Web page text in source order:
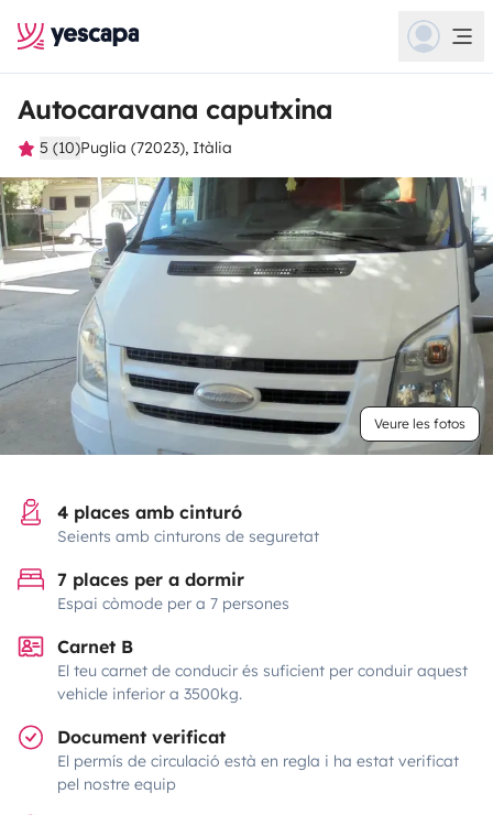
Autocaravana caputxina
5 (10)Puglia (72023), Itàlia
Veure les fotos
4 places amb cinturó
Seients amb cinturons de seguretat
7 places per a dormir
Espai còmode per a 7 persones
Carnet B
El teu carnet de conducir és suficient per conduir aquest
vehicle inferior a 3500kg.
Document verificat
El permís de circulació està en regla i ha estat verificat
pel nostre equip